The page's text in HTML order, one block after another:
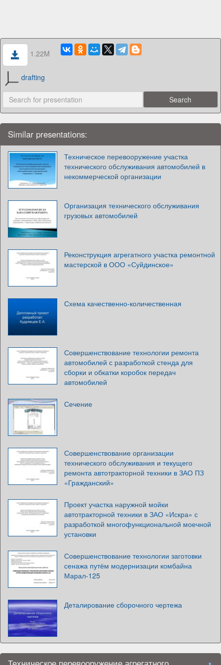
1.22M
drafting
Similar presentations:
Техническое перевооружение участка
технического обслуживания автомобилей в
некоммерческой организации
Организация технического обслуживания
грузовых автомобилей
Реконструкция агрегатного участка ремонтной
мастерской в ООО «Суйдинское»
Схема качественно-количественная
Совершенствование технологии ремонта
автомобилей с разработкой стенда для
сборки и обкатки коробок передач
автомобилей
Сечение
Совершенствование организации
технического обслуживания и текущего
ремонта автотракторной техники в ЗАО ПЗ
«Гражданский»
Проект участка наружной мойки
автотракторной техники в ЗАО «Искра» с
разработкой многофункциональной моечной
установки
Совершенствование технологии заготовки
сенажа путём модернизации комбайна
Марал-125
Деталирование сборочного чертежа